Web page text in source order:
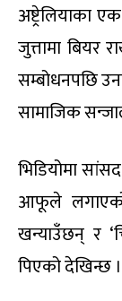
अष्ट्रेलियाका
जुत्तामा बियर
सम्बोधनपछि
सामाजिक
भिडियोमा
आफूले लगाएको
खन्याउँछन् र
पिएको देखिन्छ ।